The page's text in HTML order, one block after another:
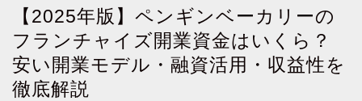
【2025年版】ペンギンベーカリーの
フランチャイズ開業資金はいくら？
安い開業モデル・融資活用・収益性を
徹底解説